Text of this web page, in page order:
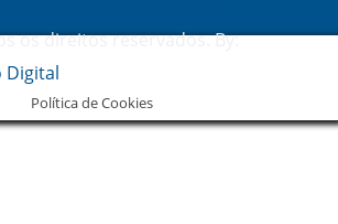
os direitos reservados. By:
Digital
Política de Cookies